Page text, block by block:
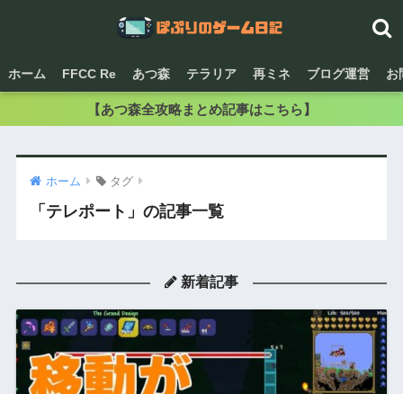
ホーム FFCC Re あつ森 テラリア 再ミネ ブログ運営 お
【あつ森全攻略まとめ記事はこちら】
ホーム タグ
「テレポート」の記事一覧
新着記事